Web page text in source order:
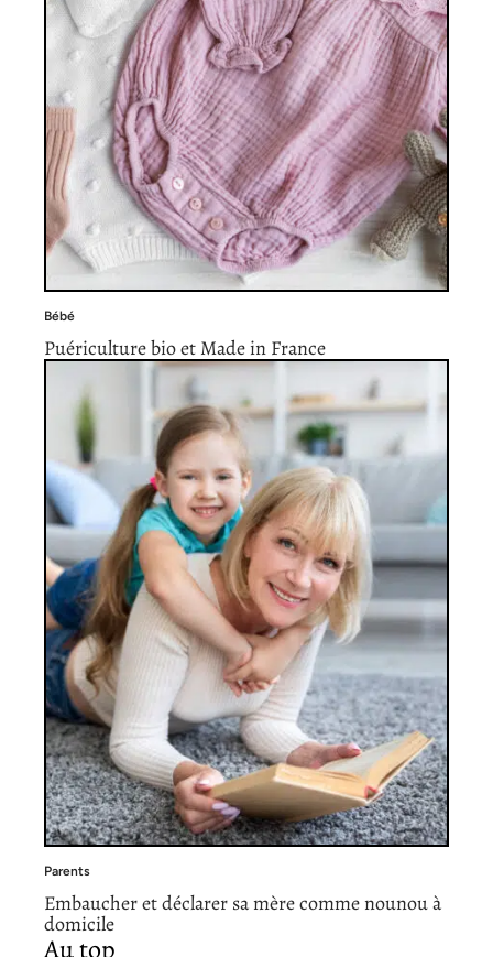
Bébé
Puériculture bio et Made in France
Parents
Embaucher et déclarer sa mère comme nounou à
domicile
Au top